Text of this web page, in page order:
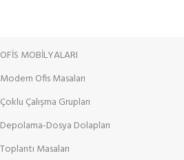
OFİS MOBİLYALARI
Modern Ofis Masaları
Çoklu Çalışma Grupları
Depolama-Dosya Dolapları
Toplantı Masaları